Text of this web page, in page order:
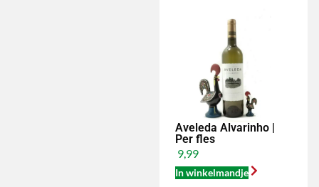
Aveleda Alvarinho |
Per fles
9,99
In winkelmandje